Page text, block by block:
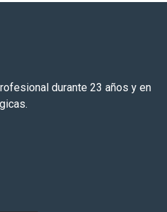
durante 23 años y en